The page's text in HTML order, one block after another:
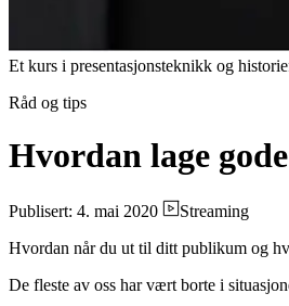
Et kurs i presentasjonsteknikk og
Råd og tips
Hvordan lage
Publisert: 4. mai 2020
Streaming
Hvordan når du ut til ditt publikum og
De fleste av oss har vært borte i